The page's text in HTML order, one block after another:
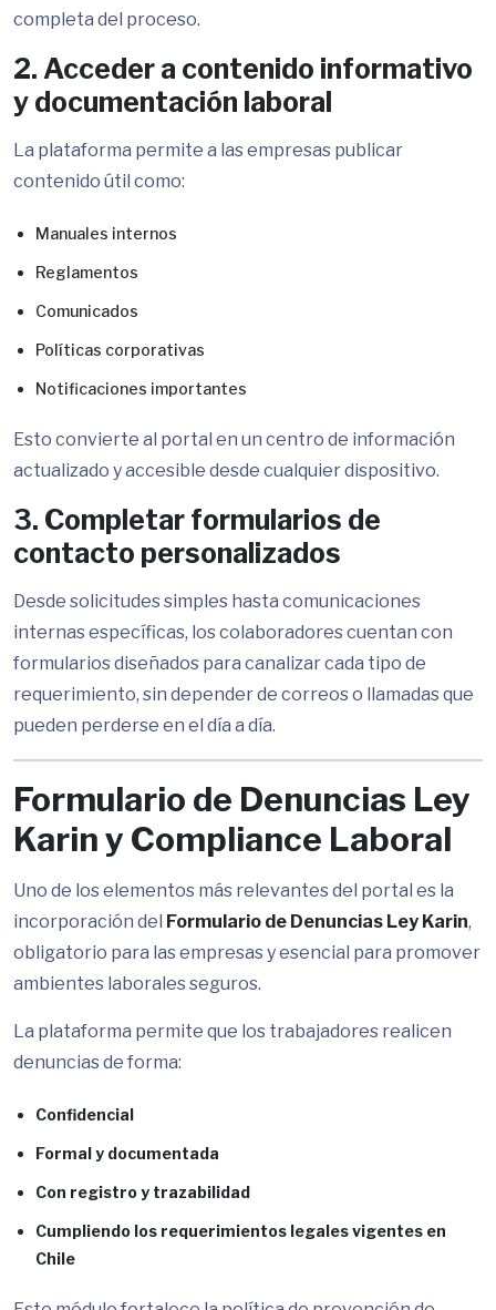
completa del proceso.
2. Acceder a contenido informativo
y documentación laboral
La plataforma permite a las empresas publicar
contenido útil como:
Manuales internos
Reglamentos
Comunicados
Políticas corporativas
Notificaciones importantes
Esto convierte al portal en un centro de información
actualizado y accesible desde cualquier dispositivo.
3. Completar formularios de
contacto personalizados
Desde solicitudes simples hasta comunicaciones
internas específicas, los colaboradores cuentan con
formularios diseñados para canalizar cada tipo de
requerimiento, sin depender de correos o llamadas que
pueden perderse en el día a día.
Formulario de Denuncias Ley
Karin y Compliance Laboral
Uno de los elementos más relevantes del portal es la
incorporación del Formulario de Denuncias Ley Karin,
obligatorio para las empresas y esencial para promover
ambientes laborales seguros.
La plataforma permite que los trabajadores realicen
denuncias de forma:
Confidencial
Formal y documentada
Con registro y trazabilidad
Cumpliendo los requerimientos legales vigentes en
Chile